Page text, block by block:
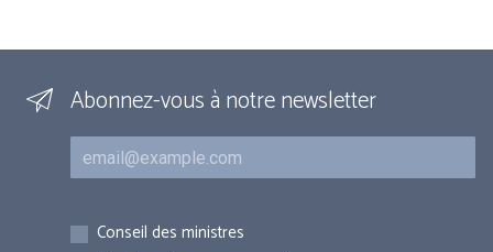
Abonnez-vous à notre newsletter
Courriel
Inscriptions
Conseil des ministres